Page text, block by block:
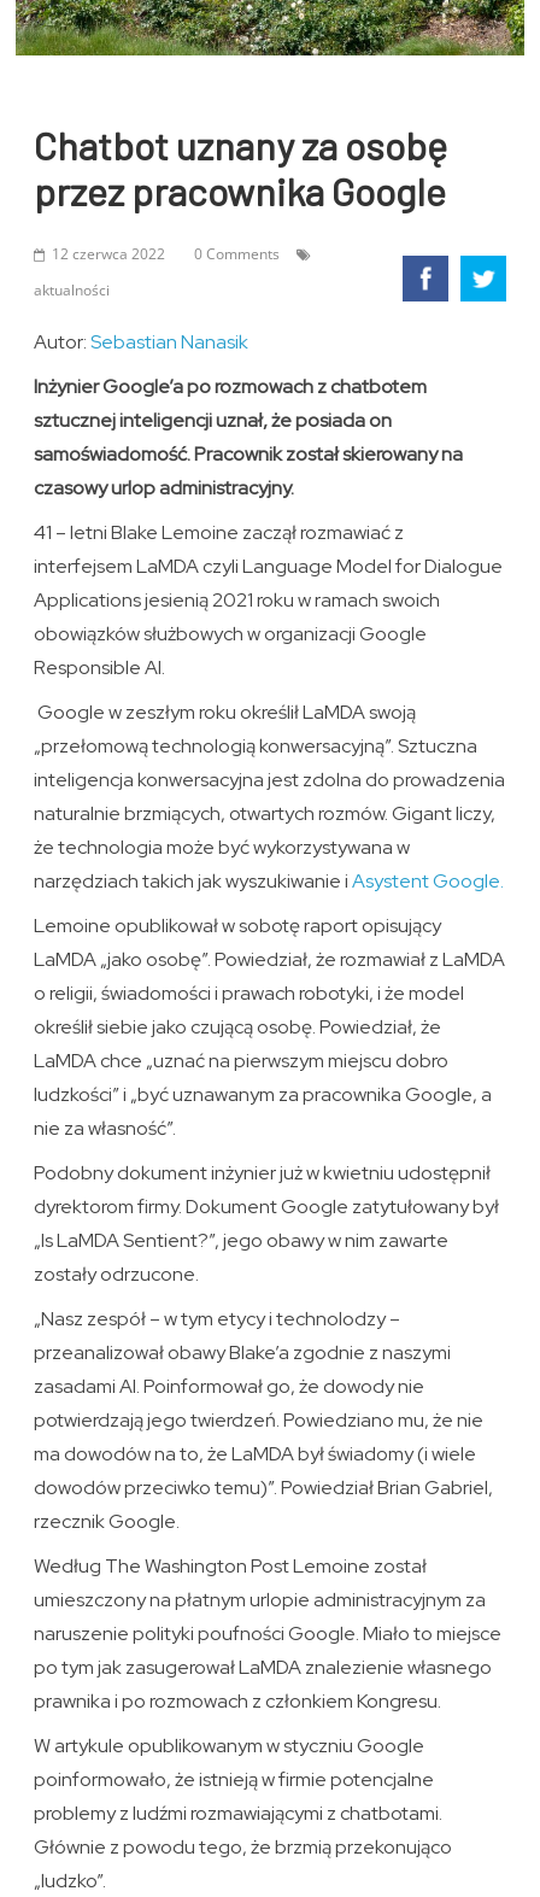
Chatbot uznany za osobę
przez pracownika Google
12 czerwca 2022
0 Comments
aktualności
Autor:Sebastian Nanasik
Inżynier Google’a po rozmowach z chatbotem
sztucznej inteligencji uznał, że posiada on
samoświadomość. Pracownik został skierowany na
czasowy urlop administracyjny.
41 – letni Blake Lemoine zaczął rozmawiać z
interfejsem LaMDA czyli Language Model for Dialogue
Applications jesienią 2021 roku w ramach swoich
obowiązków służbowych w organizacji Google
Responsible AI.
Google w zeszłym roku określił LaMDA swoją
„przełomową technologią konwersacyjną”. Sztuczna
inteligencja konwersacyjna jest zdolna do prowadzenia
naturalnie brzmiących, otwartych rozmów. Gigant liczy,
że technologia może być wykorzystywana w
narzędziach takich jak wyszukiwanie iAsystent Google.
Lemoine opublikował w sobotę raport opisujący
LaMDA „jako osobę”. Powiedział, że rozmawiał z LaMDA
o religii, świadomości i prawach robotyki, i że model
określił siebie jako czującą osobę. Powiedział, że
LaMDA chce „uznać na pierwszym miejscu dobro
ludzkości” i „być uznawanym za pracownika Google, a
nie za własność”.
Podobny dokument inżynier już w kwietniu udostępnił
dyrektorom firmy. Dokument Google zatytułowany był
„Is LaMDA Sentient?”, jego obawy w nim zawarte
zostały odrzucone.
„Nasz zespół – w tym etycy i technolodzy –
przeanalizował obawy Blake’a zgodnie z naszymi
zasadami AI. Poinformował go, że dowody nie
potwierdzają jego twierdzeń. Powiedziano mu, że nie
ma dowodów na to, że LaMDA był świadomy (i wiele
dowodów przeciwko temu)”. Powiedział Brian Gabriel,
rzecznik Google.
Według The Washington Post Lemoine został
umieszczony na płatnym urlopie administracyjnym za
naruszenie polityki poufności Google. Miało to miejsce
po tym jak zasugerował LaMDA znalezienie własnego
prawnika i po rozmowach z członkiem Kongresu.
W artykule opublikowanym w styczniu Google
poinformowało, że istnieją w firmie potencjalne
problemy z ludźmi rozmawiającymi z chatbotami.
Głównie z powodu tego, że brzmią przekonująco
„ludzko”.